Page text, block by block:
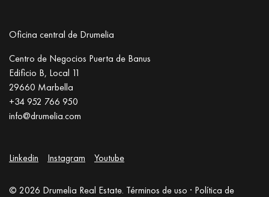
Oficina central de Drumelia
Centro de Negocios Puerta de Banus
Edificio B, Local 11
29660 Marbella
+34 952 766 950
info@drumelia.com
© 2026 Drumelia Real Estate. Términos de uso · Política de
Linkedin Instagram Youtube